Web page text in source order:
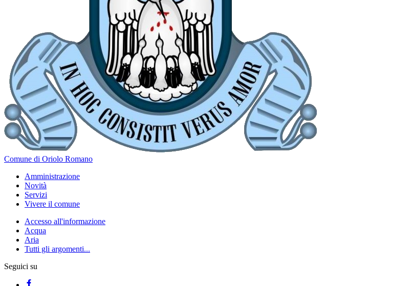
Comune di Oriolo Romano
Amministrazione
Novità
Servizi
Vivere il comune
Accesso all'informazione
Acqua
Aria
Tutti gli argomenti...
Seguici su